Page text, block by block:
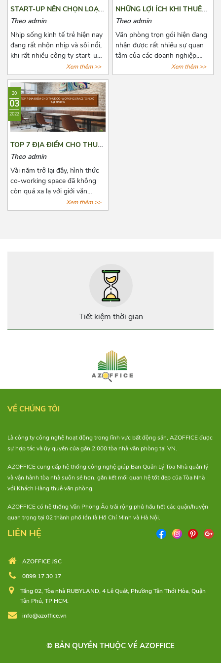
khiến cho các doanh nghiệp
có nhiều điều phân vân. Bài
viết này, Azoffice mong rằng
sẽ giải đáp các thắc mắc của
các quý doanh nghiệp.
mà Azoffice muốn chia sẻ để
phần nào giúp các bạn giảm
chi phí thuê văn phòng, giảm
bớt nỗi lo cho các doanh
nghiệp.
START-UP NÊN CHỌN LOẠI
HÌNH VĂN PHÒNG NÀO?
Theo admin
Nhịp sống kinh tế trẻ hiện nay
đang rất nhộn nhịp và sôi nổi,
khi rất nhiều công ty start-up
thành lập, với đa dạng ngành
nghề. Một trong những bài
toán đang khiến các start-up
đau đầu là chọn lựa một văn
phòng sao cho phù hợp với
mức vốn ban đầu còn hạn hẹp.
Và bài viết dưới đây, Azoffice
mạnh dạn chia sẻ những mô
hình văn phòng thích hợp nhất
cho các doanh nghiệp mới
thành lập.
Xem thêm >>
NHỮNG LỢI ÍCH KHI THUÊ
VĂN PHÒNG TRỌN GÓI LÀ
Theo admin
Văn phòng trọn gói hiện đang
nhận được rất nhiều sự quan
tâm của các doanh nghiệp,
công ty có nhu cầu muốn mở
văn phòng hoặc chuyển văn
Xem thêm >>
20
03
2022
TOP 7 ĐỊA ĐIỂM CHO THUÊ
CO-WORKING SPACE “XỊN
Theo admin
Vài năm trở lại đây, hình thức
co-working space đã không
còn quá xa lạ với giới văn
phòng năng động, phổ biến
nhất là các công ty startup và
Xem thêm >>
Tiết kiệm thời gian
VỀ CHÚNG TÔI
Là công ty công nghệ hoạt động trong lĩnh vực bất động sản, AZOFFICE được
sự hợp tác và ủy quyền của gần 2.000 tòa nhà văn phòng tại VN.
AZOFFICE cung cấp hệ thống công nghệ giúp Ban Quản Lý Tòa Nhà quản lý
và vận hành tòa nhà suôn sẻ hơn, gắn kết mối quan hệ tốt đẹp của Tòa Nhà
với Khách Hàng thuê văn phòng.
AZOFFICE có hệ thống Văn Phòng Ảo trải rộng phủ hầu hết các quận/huyện
quan trọng tại 02 thành phố lớn là Hồ Chí Minh và Hà Nội.
LIÊN HỆ
AZOFFICE JSC
0899 17 30 17
Tầng 02, Tòa nhà RUBYLAND, 4 Lê Quát, Phường Tân Thới Hòa, Quận
Tân Phú, TP HCM.
info@azoffice.vn
© BẢN QUYỀN THUỘC VỀ AZOFFICE